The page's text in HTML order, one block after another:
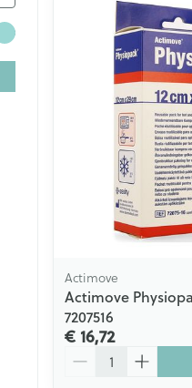
om de minimale en
Actimove
Actimove
7207516
€ 16,72